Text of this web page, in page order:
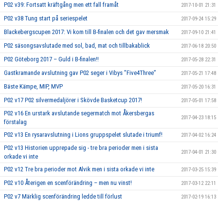
P02 v39: Fortsatt kräftgång men ett fall framåt 2017-10-01 21:31
P02 v38 Tung start på seriespelet 2017-09-24 15:29
Blackebergscupen 2017: Vi kom till B-finalen och det gav mersmak 2017-09-10 21:41
P02 säsongsavslutade med sol, bad, mat och tillbakablick 2017-06-18 20:50
P02 Göteborg 2017 – Guld i B-finalen!! 2017-05-28 22:31
Gastkramande avslutning gav P02 seger i Vibys ”Five4Three” 2017-05-21 17:48
Bäste Kämpe, MIP, MVP 2017-05-20 16:31
P02 v17 P02 silvermedaljörer i Skövde Basketcup 2017! 2017-05-01 17:58
P02 v16 En urstark avslutande segermatch mot Åkersbergas
förstalag
2017-04-23 18:15
P02 v13 En rysaravslutning i Lions gruppspelet slutade i triumf! 2017-04-02 16:24
P02 v13 Historien upprepade sig - tre bra perioder men i sista
orkade vi inte
2017-04-01 21:30
P02 v12 Tre bra perioder mot Alvik men i sista orkade vi inte 2017-03-25 15:39
P02 v10 Återigen en scenförändring – men nu vinst! 2017-03-12 22:11
P02 v7 Märklig scenförändring ledde till förlust 2017-02-19 16:13